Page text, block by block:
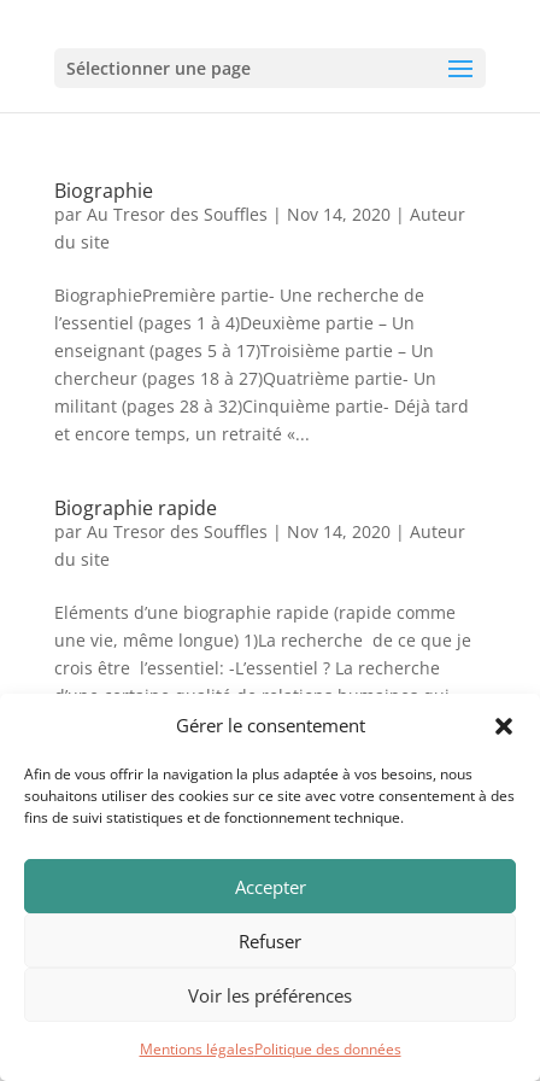
Gérer le consentement
Afin de vous offrir la navigation la plus adaptée à vos besoins, nous
souhaitons utiliser des cookies sur ce site avec votre consentement à des
fins de suivi statistiques et de fonctionnement technique.
Accepter
Refuser
Voir les préférences
Mentions légalesPolitique des données
Sélectionner une page
Biographie
par Au Tresor des Souffles | Nov 14, 2020| Auteur
du site
BiographiePremière partie- Une recherche de
l’essentiel (pages 1 à 4)Deuxième partie – Un
enseignant (pages 5 à 17)Troisième partie – Un
chercheur (pages 18 à 27)Quatrième partie- Un
militant (pages 28 à 32)Cinquième partie- Déjà tard
et encore temps, un retraité «...
Biographie rapide
par Au Tresor des Souffles | Nov 14, 2020| Auteur
du site
Eléments d’une biographie rapide (rapide comme
une vie, même longue) 1)La recherche de ce que je
crois être l’essentiel: -L’essentiel ? La recherche
d’une certaine qualité de relations humaines qui
brise les solitudes, change les destins. L’amour,...
Au trésor des souffles. Copyright © 2020. Crédits
photo: Curioso Photography.Mentions légales
Au trésor des souffles © 2026 - Illustration: Curioso